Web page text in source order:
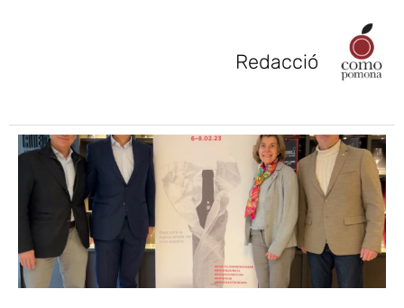
Redacció